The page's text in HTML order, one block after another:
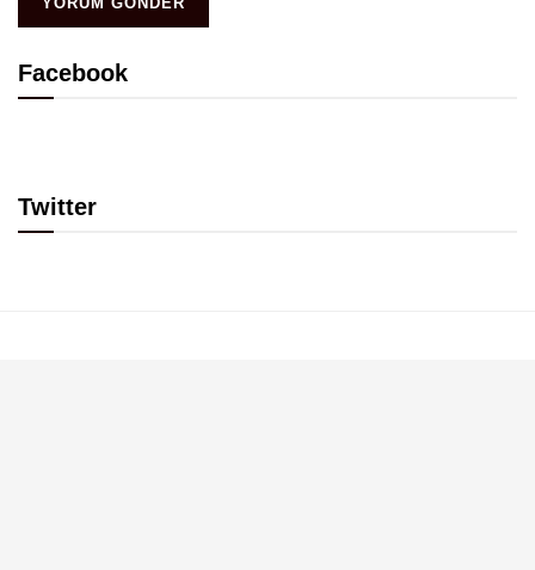
Facebook
Twitter